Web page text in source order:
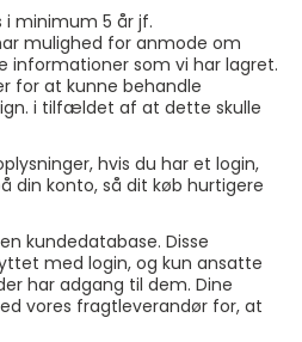
i minimum 5 år jf.
mulighed for anmode om
informationer som vi har lagret.
for at kunne behandle
i tilfældet af at dette skulle
hvis du har et login,
din konto, så dit køb hurtigere
kundedatabase. Disse
med login, og kun ansatte
har adgang til dem. Dine
vores fragtleverandør for, at